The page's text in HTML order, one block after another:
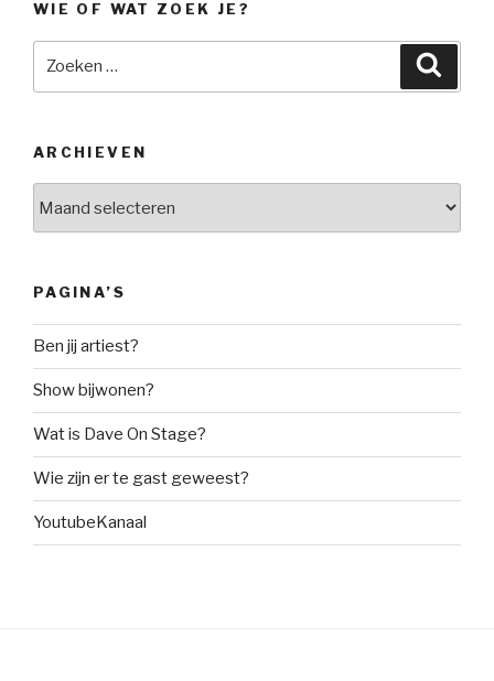
WIE OF WAT ZOEK JE?
ARCHIEVEN
PAGINA’S
Ben jij artiest?
Show bijwonen?
Wat is Dave On Stage?
Wie zijn er te gast geweest?
YoutubeKanaal